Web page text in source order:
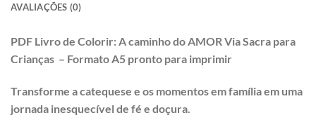
AVALIAÇÕES (0)
PDF Livro de Colorir: A caminho do AMOR Via Sacra para
Crianças – Formato A5 pronto para imprimir
Transforme a catequese e os momentos em família em uma
jornada inesquecível de fé e doçura.